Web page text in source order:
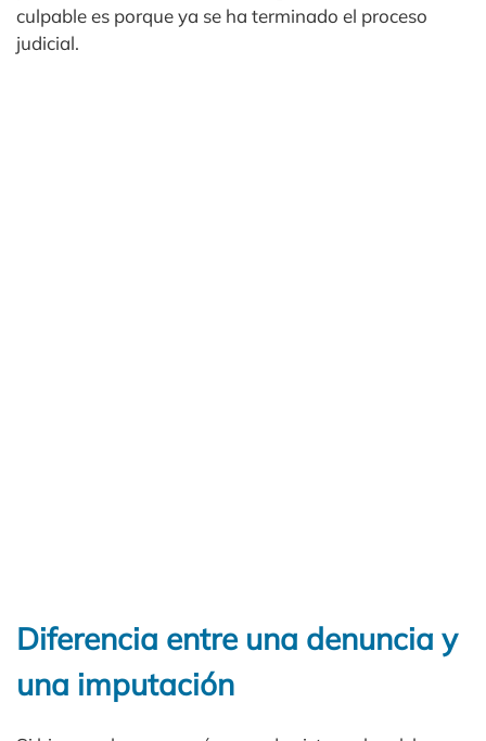
culpable es porque ya se ha terminado el proceso
judicial.
Diferencia entre una denuncia y
una imputación